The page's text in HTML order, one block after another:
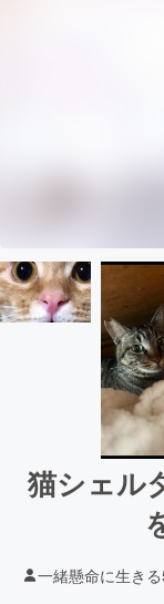
猫シェル
一緒懸命に生き